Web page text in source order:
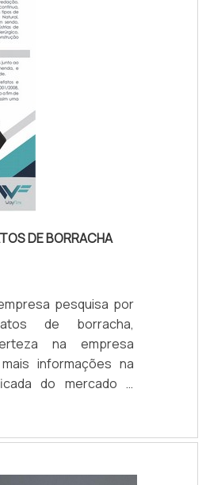
DE BORRACHA
pesquisa por
de borracha,
na empresa
informações na
do mercado e
qualidade.Quando o
de borracha,
da WayFlex